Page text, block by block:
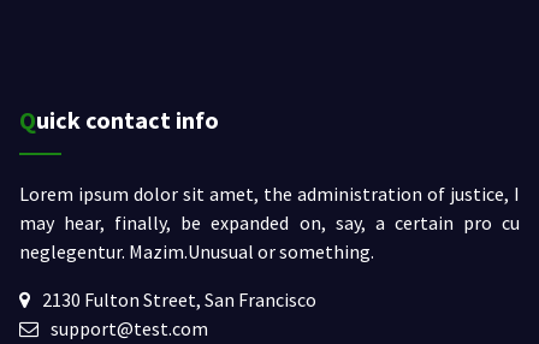
Quick contact info
Lorem ipsum dolor sit amet, the administration of justice, I
may hear, finally, be expanded on, say, a certain pro cu
neglegentur. Mazim.Unusual or something.
2130 Fulton Street, San Francisco
support@test.com